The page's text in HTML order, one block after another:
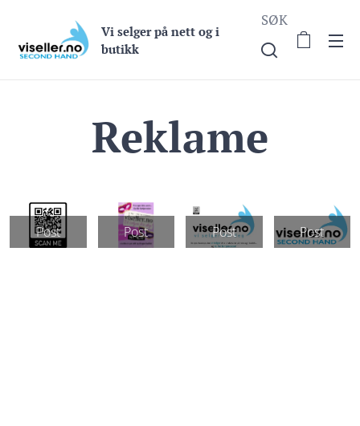
Vi selger på nett og i
butikk
SØK
Reklame
Post Post Post Post